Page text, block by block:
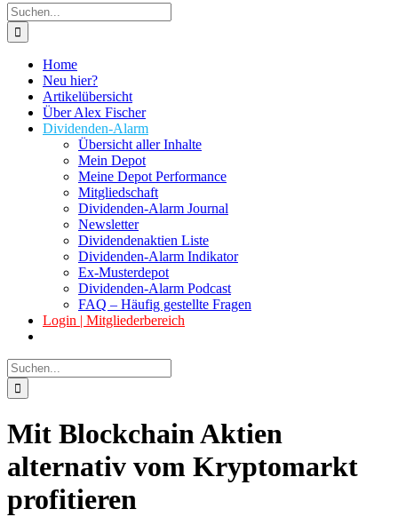
Suche
nach:
Home
Neu hier?
Artikelübersicht
Über Alex Fischer
Dividenden-Alarm
Übersicht aller Inhalte
Mein Depot
Meine Depot Performance
Mitgliedschaft
Dividenden-Alarm Journal
Newsletter
Dividendenaktien Liste
Dividenden-Alarm Indikator
Ex-Musterdepot
Dividenden-Alarm Podcast
FAQ – Häufig gestellte Fragen
Login | Mitgliederbereich
Suche
nach:
Mit Blockchain Aktien
alternativ vom Kryptomarkt
profitieren